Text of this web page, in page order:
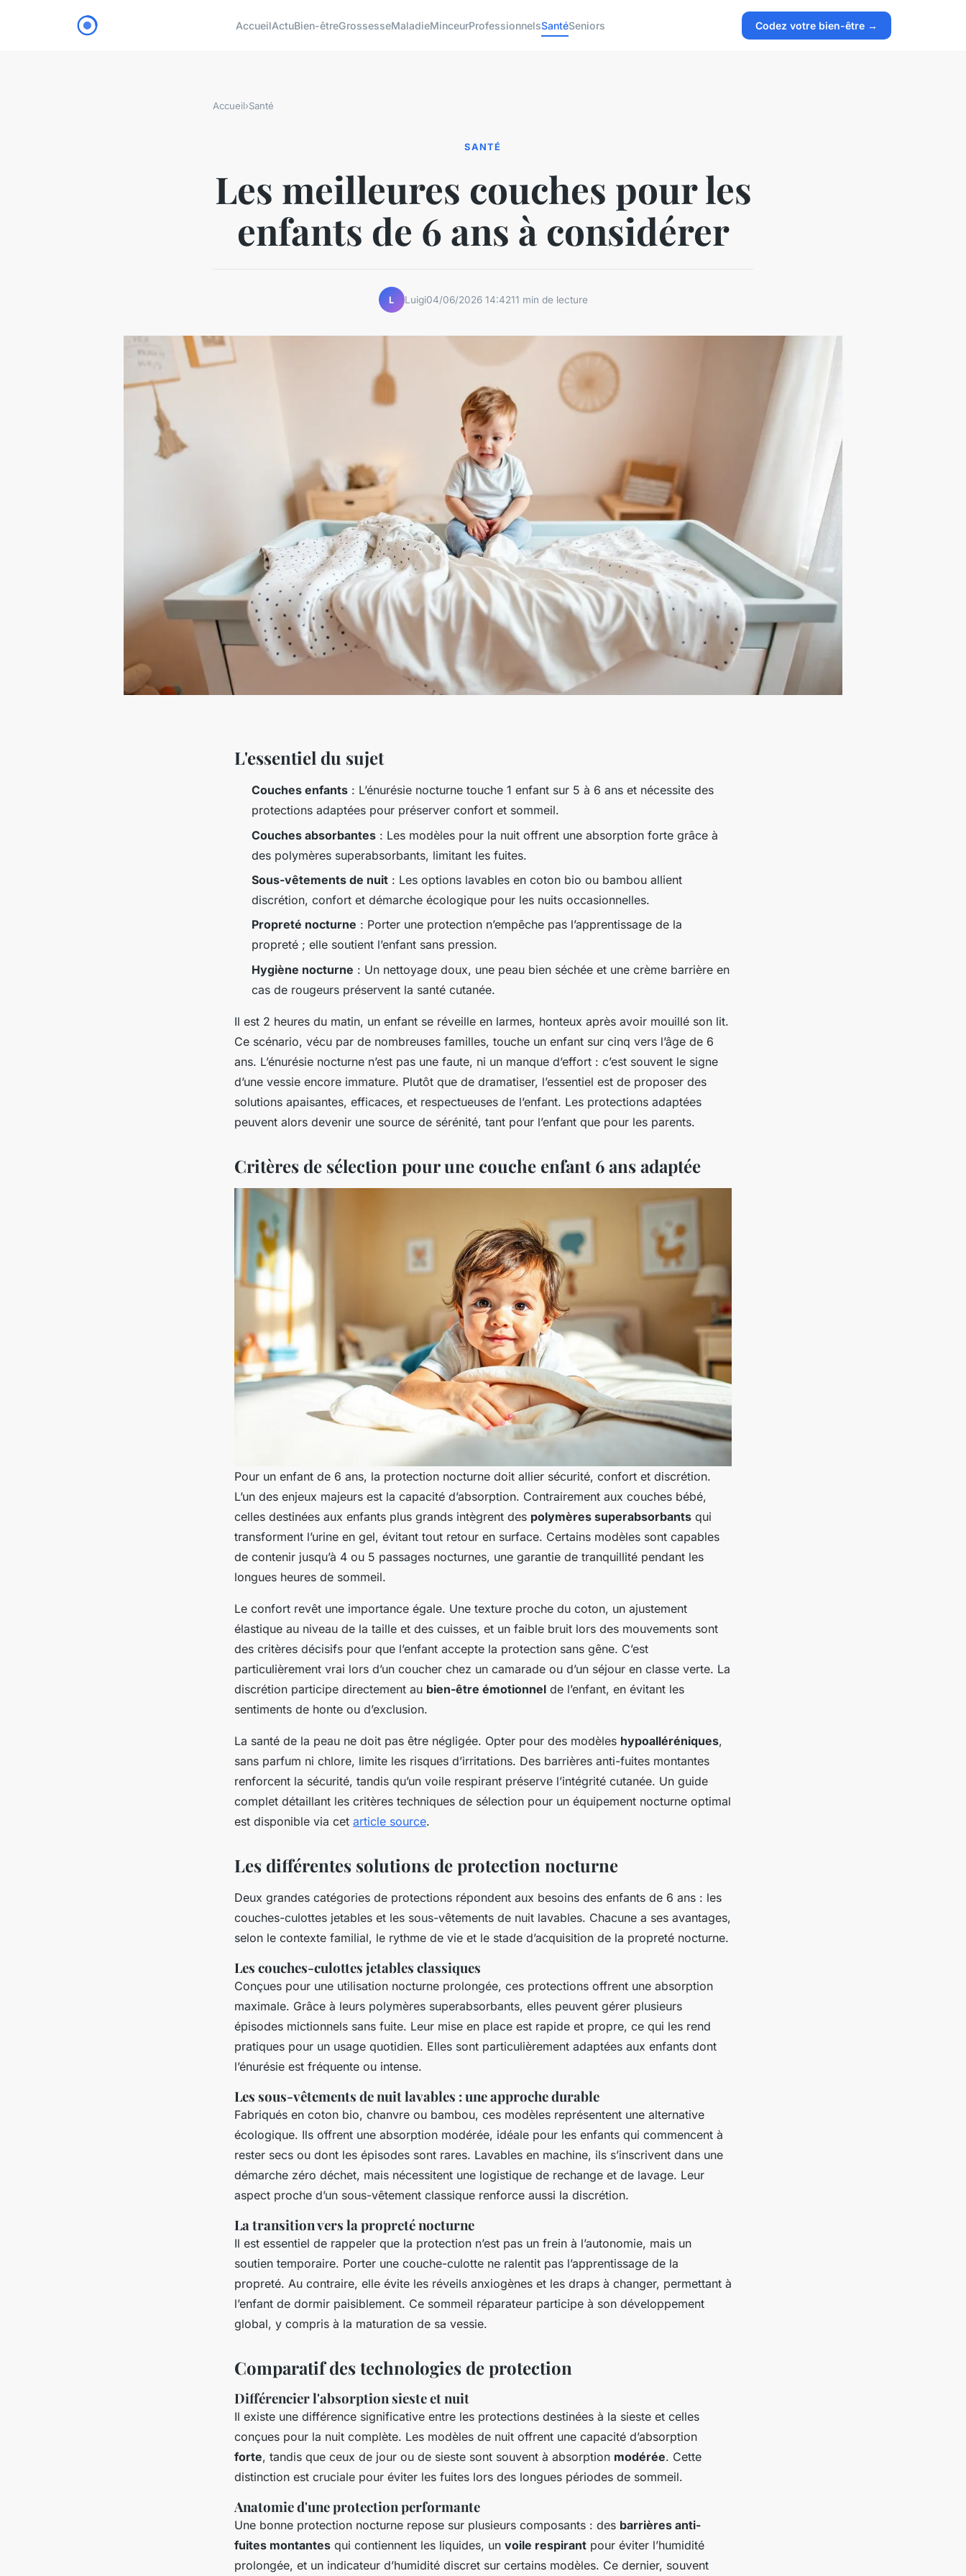
AccueilActuBien-êtreGrossesseMaladieMinceurProfessionnelsSantéSeniors Codez votre bien-être →
Accueil›Santé
SANTÉ
Les meilleures couches pour les
enfants de 6 ans à considérer
L Luigi04/06/2026 14:4211 min de lecture
L'essentiel du sujet
Couches enfants : L’énurésie nocturne touche 1 enfant sur 5 à 6 ans et nécessite des
protections adaptées pour préserver confort et sommeil.
Couches absorbantes : Les modèles pour la nuit offrent une absorption forte grâce à
des polymères superabsorbants, limitant les fuites.
Sous-vêtements de nuit : Les options lavables en coton bio ou bambou allient
discrétion, confort et démarche écologique pour les nuits occasionnelles.
Propreté nocturne : Porter une protection n’empêche pas l’apprentissage de la
propreté ; elle soutient l’enfant sans pression.
Hygiène nocturne : Un nettoyage doux, une peau bien séchée et une crème barrière en
cas de rougeurs préservent la santé cutanée.
Il est 2 heures du matin, un enfant se réveille en larmes, honteux après avoir mouillé son lit.
Ce scénario, vécu par de nombreuses familles, touche un enfant sur cinq vers l’âge de 6
ans. L’énurésie nocturne n’est pas une faute, ni un manque d’effort : c’est souvent le signe
d’une vessie encore immature. Plutôt que de dramatiser, l’essentiel est de proposer des
solutions apaisantes, efficaces, et respectueuses de l’enfant. Les protections adaptées
peuvent alors devenir une source de sérénité, tant pour l’enfant que pour les parents.
Critères de sélection pour une couche enfant 6 ans adaptée
Pour un enfant de 6 ans, la protection nocturne doit allier sécurité, confort et discrétion.
L’un des enjeux majeurs est la capacité d’absorption. Contrairement aux couches bébé,
celles destinées aux enfants plus grands intègrent des polymères superabsorbants qui
transforment l’urine en gel, évitant tout retour en surface. Certains modèles sont capables
de contenir jusqu’à 4 ou 5 passages nocturnes, une garantie de tranquillité pendant les
longues heures de sommeil.
Le confort revêt une importance égale. Une texture proche du coton, un ajustement
élastique au niveau de la taille et des cuisses, et un faible bruit lors des mouvements sont
des critères décisifs pour que l’enfant accepte la protection sans gêne. C’est
particulièrement vrai lors d’un coucher chez un camarade ou d’un séjour en classe verte. La
discrétion participe directement au bien-être émotionnel de l’enfant, en évitant les
sentiments de honte ou d’exclusion.
La santé de la peau ne doit pas être négligée. Opter pour des modèles hypoalléréniques,
sans parfum ni chlore, limite les risques d’irritations. Des barrières anti-fuites montantes
renforcent la sécurité, tandis qu’un voile respirant préserve l’intégrité cutanée. Un guide
complet détaillant les critères techniques de sélection pour un équipement nocturne optimal
est disponible via cet article source.
Les différentes solutions de protection nocturne
Deux grandes catégories de protections répondent aux besoins des enfants de 6 ans : les
couches-culottes jetables et les sous-vêtements de nuit lavables. Chacune a ses avantages,
selon le contexte familial, le rythme de vie et le stade d’acquisition de la propreté nocturne.
Les couches-culottes jetables classiques
Conçues pour une utilisation nocturne prolongée, ces protections offrent une absorption
maximale. Grâce à leurs polymères superabsorbants, elles peuvent gérer plusieurs
épisodes mictionnels sans fuite. Leur mise en place est rapide et propre, ce qui les rend
pratiques pour un usage quotidien. Elles sont particulièrement adaptées aux enfants dont
l’énurésie est fréquente ou intense.
Les sous-vêtements de nuit lavables : une approche durable
Fabriqués en coton bio, chanvre ou bambou, ces modèles représentent une alternative
écologique. Ils offrent une absorption modérée, idéale pour les enfants qui commencent à
rester secs ou dont les épisodes sont rares. Lavables en machine, ils s’inscrivent dans une
démarche zéro déchet, mais nécessitent une logistique de rechange et de lavage. Leur
aspect proche d’un sous-vêtement classique renforce aussi la discrétion.
La transition vers la propreté nocturne
Il est essentiel de rappeler que la protection n’est pas un frein à l’autonomie, mais un
soutien temporaire. Porter une couche-culotte ne ralentit pas l’apprentissage de la
propreté. Au contraire, elle évite les réveils anxiogènes et les draps à changer, permettant à
l’enfant de dormir paisiblement. Ce sommeil réparateur participe à son développement
global, y compris à la maturation de sa vessie.
Comparatif des technologies de protection
Différencier l'absorption sieste et nuit
Il existe une différence significative entre les protections destinées à la sieste et celles
conçues pour la nuit complète. Les modèles de nuit offrent une capacité d’absorption
forte, tandis que ceux de jour ou de sieste sont souvent à absorption modérée. Cette
distinction est cruciale pour éviter les fuites lors des longues périodes de sommeil.
Anatomie d'une protection performante
Une bonne protection nocturne repose sur plusieurs composants : des barrières anti-
fuites montantes qui contiennent les liquides, un voile respirant pour éviter l’humidité
prolongée, et un indicateur d’humidité discret sur certains modèles. Ce dernier, souvent